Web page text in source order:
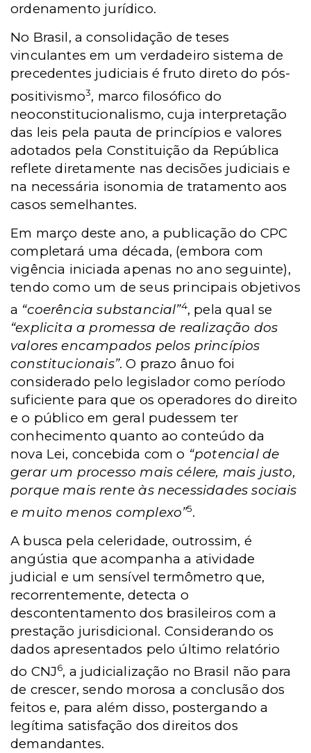
ordenamento jurídico.
No Brasil, a consolidação de teses
vinculantes em um verdadeiro sistema de
precedentes judiciais é fruto direto do pós-
positivismo3, marco filosófico do
neoconstitucionalismo, cuja interpretação
das leis pela pauta de princípios e valores
adotados pela Constituição da República
reflete diretamente nas decisões judiciais e
na necessária isonomia de tratamento aos
casos semelhantes.
Em março deste ano, a publicação do CPC
completará uma década, (embora com
vigência iniciada apenas no ano seguinte),
tendo como um de seus principais objetivos
a “coerência substancial”4, pela qual se
“explicita a promessa de realização dos
valores encampados pelos princípios
constitucionais”. O prazo ânuo foi
considerado pelo legislador como período
suficiente para que os operadores do direito
e o público em geral pudessem ter
conhecimento quanto ao conteúdo da
nova Lei, concebida com o “potencial de
gerar um processo mais célere, mais justo,
porque mais rente às necessidades sociais
e muito menos complexo”5.
A busca pela celeridade, outrossim, é
angústia que acompanha a atividade
judicial e um sensível termômetro que,
recorrentemente, detecta o
descontentamento dos brasileiros com a
prestação jurisdicional. Considerando os
dados apresentados pelo último relatório
do CNJ6, a judicialização no Brasil não para
de crescer, sendo morosa a conclusão dos
feitos e, para além disso, postergando a
legítima satisfação dos direitos dos
demandantes.